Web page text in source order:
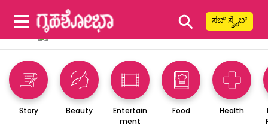
⚲ ಸಬ್ ಸ್ಕ್ರೈಬ್
Story Beauty
Entertain
ment
Food Health